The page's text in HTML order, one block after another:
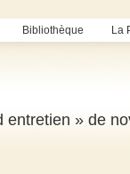
Bibliothèque La
» de